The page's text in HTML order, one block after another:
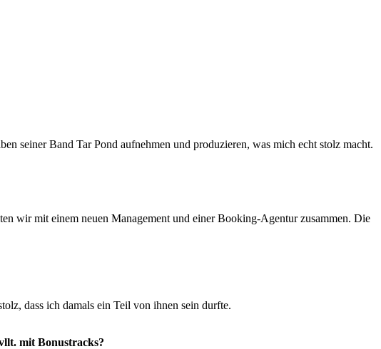
seiner Band Tar Pond aufnehmen und produzieren, was mich echt stolz macht.
wir mit einem neuen Management und einer Booking-Agentur zusammen. Die
dass ich damals ein Teil von ihnen sein durfte.
mit Bonustracks?